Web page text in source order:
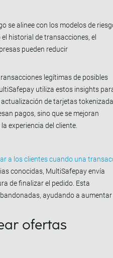
se alinee con los modelos de
historial de transacciones, el
pueden reducir
legítimas de posibles
utiliza estos insights
de tarjetas
pagos, sino que se mejoran
experiencia del cliente.
a los clientes cuando una
conocidas, MultiSafepay envía
de finalizar el pedido. Esta
ayudando a aumentar
ofertas